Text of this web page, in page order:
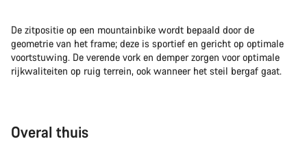
De zitpositie op een mountainbike wordt bepaald door de
geometrie van het frame; deze is sportief en gericht op optimale
voortstuwing. De verende vork en demper zorgen voor optimale
rijkwaliteiten op ruig terrein, ook wanneer het steil bergaf gaat.
Overal thuis